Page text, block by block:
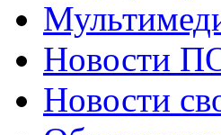
Новости
Новости